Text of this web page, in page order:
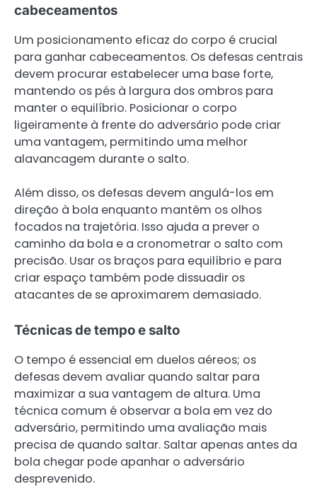
cabeceamentos
Um posicionamento eficaz do corpo é crucial
para ganhar cabeceamentos. Os defesas centrais
devem procurar estabelecer uma base forte,
mantendo os pés à largura dos ombros para
manter o equilíbrio. Posicionar o corpo
ligeiramente à frente do adversário pode criar
uma vantagem, permitindo uma melhor
alavancagem durante o salto.
Além disso, os defesas devem angulá-los em
direção à bola enquanto mantêm os olhos
focados na trajetória. Isso ajuda a prever o
caminho da bola e a cronometrar o salto com
precisão. Usar os braços para equilíbrio e para
criar espaço também pode dissuadir os
atacantes de se aproximarem demasiado.
Técnicas de tempo e salto
O tempo é essencial em duelos aéreos; os
defesas devem avaliar quando saltar para
maximizar a sua vantagem de altura. Uma
técnica comum é observar a bola em vez do
adversário, permitindo uma avaliação mais
precisa de quando saltar. Saltar apenas antes da
bola chegar pode apanhar o adversário
desprevenido.